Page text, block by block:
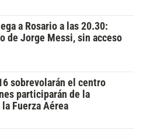
a Rosario a las 20.30:
de Jorge Messi, sin acceso
sobrevolarán el centro
participarán de la
Fuerza Aérea